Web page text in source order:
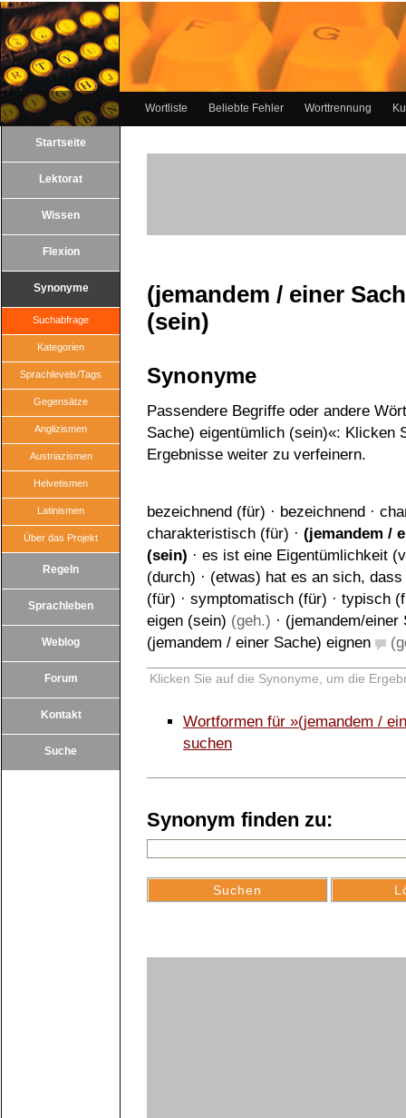
Wortliste Beliebte Fehler Worttrennung
Startseite
Lektorat
Wissen
Flexion
Synonyme
Suchabfrage
Kategorien
Sprachlevels/Tags
Gegensätze
Anglizismen
Austriazismen
Helvetismen
Latinismen
Über das Projekt
Regeln
Sprachleben
Weblog
Forum
Kontakt
Suche
(jemandem / einer
(sein)
Synonyme
Passendere Begriffe oder andere
Sache) eigentümlich (sein)«: Klicken
Ergebnisse weiter zu verfeinern.
bezeichnend (für) · bezeichnend ·
charakteristisch (für) · (jemandem /
(sein) · es ist eine Eigentümlichkeit
(durch) · (etwas) hat es an sich, dass
(für) · symptomatisch (für) · typisch
eigen (sein) (geh.) · (jemandem/einer
(jemandem / einer Sache) eignen
Klicken Sie auf die Synonyme, um die
Wortformen für »(jemandem /
suchen
Synonym finden zu: